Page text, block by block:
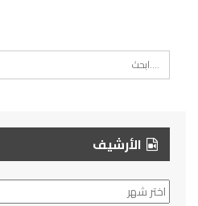
الأرشيف
الأرشيف